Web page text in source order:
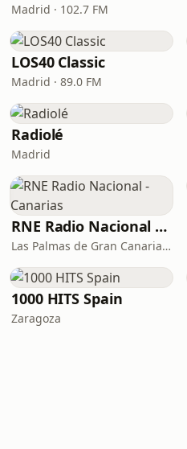
Madrid · 102.7 FM
LOS40 Classic
Madrid · 89.0 FM
Radiolé
Madrid
RNE Radio Nacional - Canarias
Las Palmas de Gran Canaria · 92.8 FM
1000 HITS Spain
Zaragoza